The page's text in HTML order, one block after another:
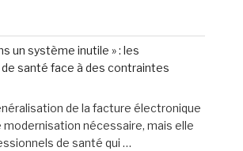
un système inutile » : les
santé face à des contraintes
de la facture électronique
nécessaire, mais elle
de santé qui …